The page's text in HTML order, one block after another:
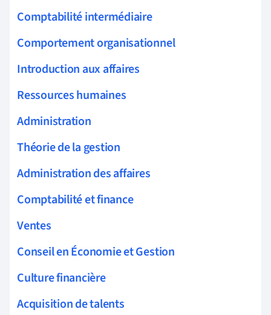
Comptabilité intermédiaire
Comportement organisationnel
Introduction aux affaires
Ressources humaines
Administration
Théorie de la gestion
Administration des affaires
Comptabilité et finance
Ventes
Conseil en Économie et Gestion
Culture financière
Acquisition de talents